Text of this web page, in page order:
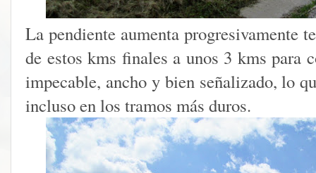
La pendiente aumenta progresivamente
de estos kms finales a unos 3 kms para
impecable, ancho y bien señalizado, lo
incluso en los tramos más duros.